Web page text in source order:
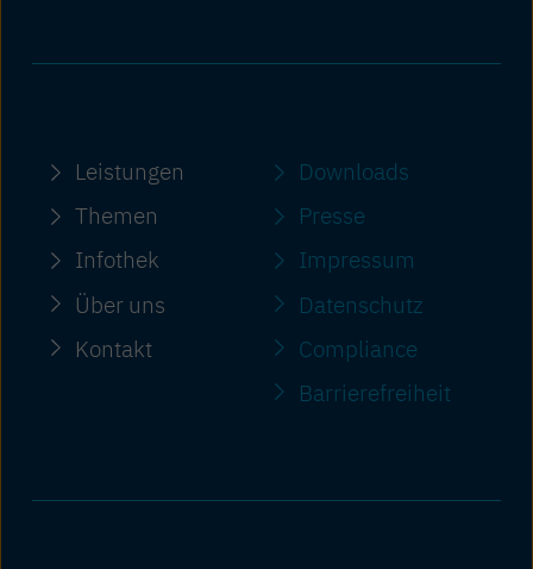
Leistungen
Themen
Infothek
Über uns
Kontakt
Downloads
Presse
Impressum
Datenschutz
Compliance
Barriere­freiheit